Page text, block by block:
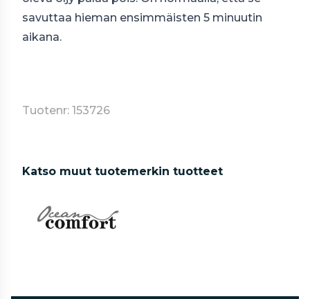
savuttaa hieman ensimmäisten 5 minuutin
aikana.
Tuotenr: 153726
Katso muut tuotemerkin tuotteet